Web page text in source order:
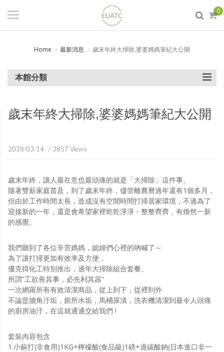
登入
商品分類
日本試藥/工業原料/百瑞克
實驗室器材
生活化學
0
Home 最新消息 歲末年終大掃除,婆婆媽媽筆紀大公開
本館分類
歲末年終大掃除,婆婆媽媽筆紀大公開
2018-03-14 / 3857 Views
歲末年終，讓人最在意也最頭痛的就是「大掃除」這件事。
隨著雙薪家庭普及，到了歲末年終，儘管離農曆過年還有1個多月，
但由於工作時間太長，造成沒有空閒時間打掃居家環境，不過為了
迎接新的一年，還是會希望家裡乾乾淨淨・整整齊齊，有煥然一新
的感覺。
我們聽到了各位辛苦媽媽，媳婦們心裡的吶喊了～
為了讓打掃更加有效率及方便，
優克得化工特別推出，過年大掃除組合套餐。
所謂”工欲善其事，必先利其器”
一次網羅所有有效清潔商品，從上到下，從裡到外
不論是牆角汙垢，廁所水垢，馬桶尿漬，洗衣機清潔到最令人頭痛
的廚房油汙，在這就通通交給我們 !
套裝內容包含
1.小蘇打(非食用)1KG+檸檬酸(食品級)1磅+過碳酸鈉(日本進口非一